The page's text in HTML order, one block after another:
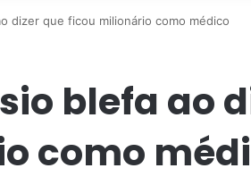
dizer que ficou milionário como médico
blefa ao
como